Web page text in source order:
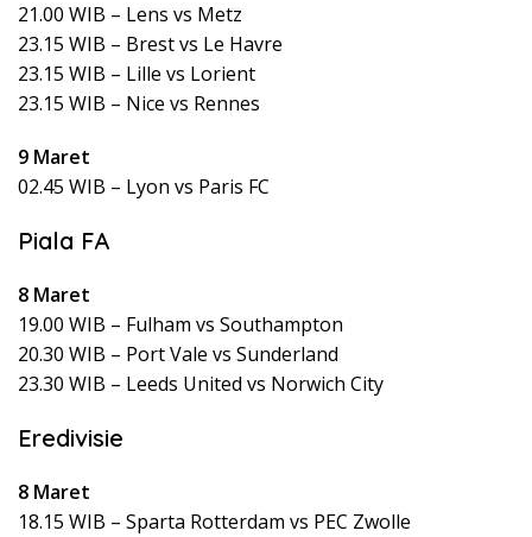
21.00 WIB – Lens vs Metz
23.15 WIB – Brest vs Le Havre
23.15 WIB – Lille vs Lorient
23.15 WIB – Nice vs Rennes
9 Maret
02.45 WIB – Lyon vs Paris FC
Piala FA
8 Maret
19.00 WIB – Fulham vs Southampton
20.30 WIB – Port Vale vs Sunderland
23.30 WIB – Leeds United vs Norwich City
Eredivisie
8 Maret
18.15 WIB – Sparta Rotterdam vs PEC Zwolle